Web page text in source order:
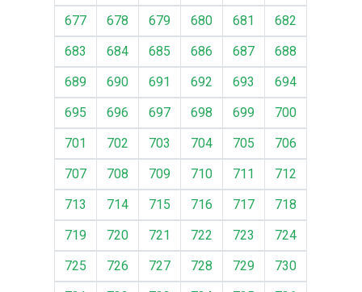
677
678 679 680 681
682
683
684 685 686 687
688
689
690 691 692 693
694
695
696 697 698 699
700
701
702 703 704 705
706
707
708 709 710 711
712
713
714 715 716 717
718
719
720 721 722 723
724
725
726 727 728 729
730